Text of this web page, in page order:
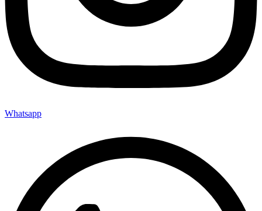
Whatsapp